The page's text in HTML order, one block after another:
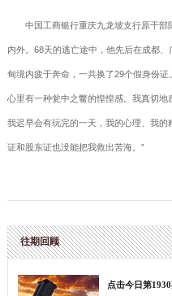
中国工商银行重庆九龙坡支行原干部
内外。68天的逃亡途中，他先后在成都
甸境内疲于奔命，一共换了29个假身份
心里有一种瓮中之鳖的惶惶感。我真切
我迟早会有玩完的一天，我的心理、我
证和股东证也没能把我救出苦海。”
往期回顾
点击今日第